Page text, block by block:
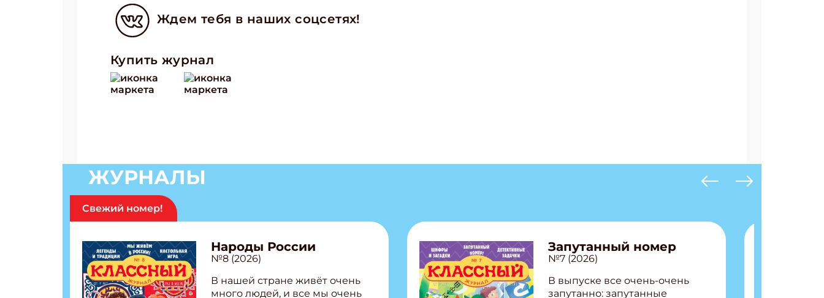
Ждем тебя в наших соцсетях!
Купить журнал
ЖУРНАЛЫ
Свежий номер!
Народы России
№8 (2026)
В нашей стране живёт очень
много людей, и все мы очень
Запутанный номер
№7 (2026)
В выпуске все очень-очень
запутанно: запутанные